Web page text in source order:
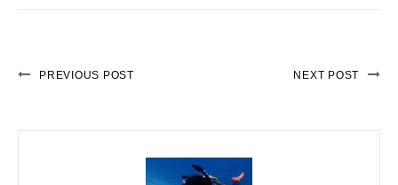
PREVIOUS POST NEXT POST